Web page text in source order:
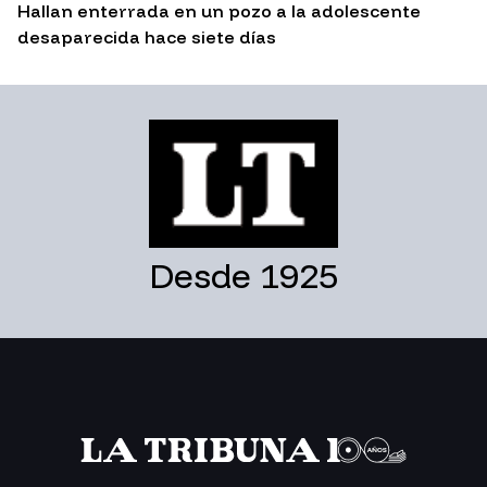
Hallan enterrada en un pozo a la adolescente
desaparecida hace siete días
Desde 1925